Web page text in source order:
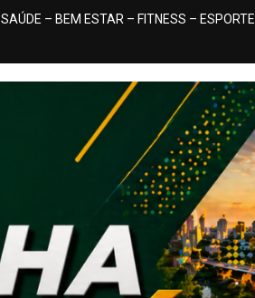
SAÚDE – BEM ESTAR – FITNESS – ESPORTE